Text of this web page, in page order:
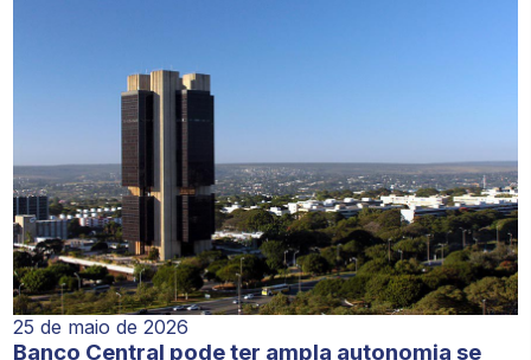
25 de maio de 2026
Banco Central pode ter ampla autonomia se